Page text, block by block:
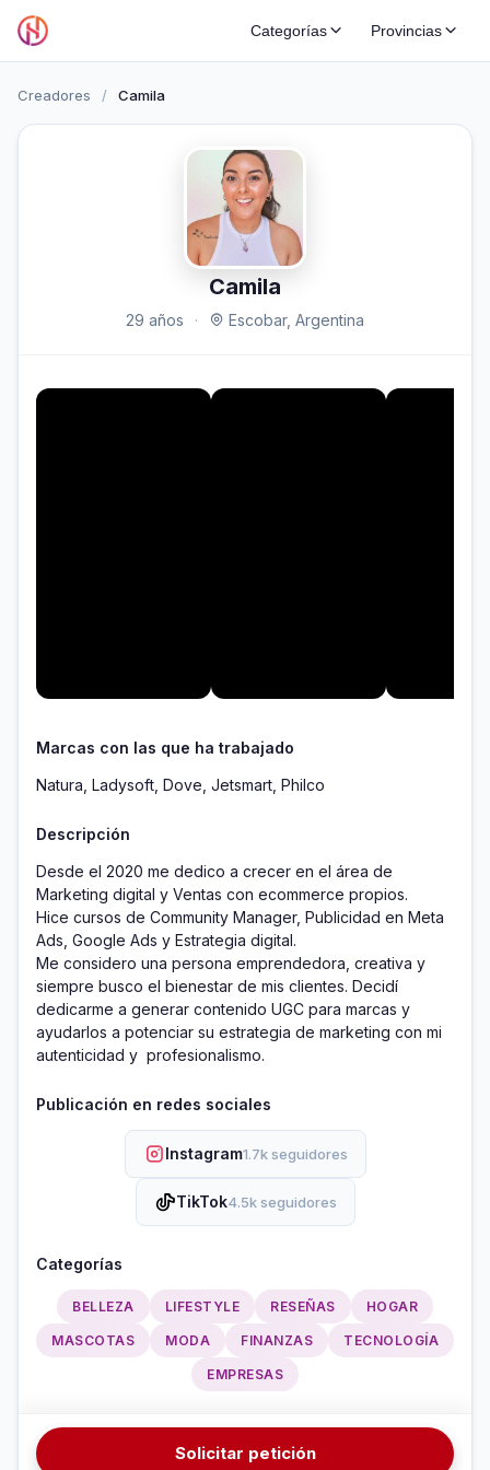
Categorías Provincias
Creadores / Camila
Camila
29 años · Escobar, Argentina
Marcas con las que ha trabajado
Natura, Ladysoft, Dove, Jetsmart, Philco
Descripción
Desde el 2020 me dedico a crecer en el área de
Marketing digital y Ventas con ecommerce propios.
Hice cursos de Community Manager, Publicidad en Meta
Ads, Google Ads y Estrategia digital.
Me considero una persona emprendedora, creativa y
siempre busco el bienestar de mis clientes. Decidí
dedicarme a generar contenido UGC para marcas y
ayudarlos a potenciar su estrategia de marketing con mi
autenticidad y  profesionalismo.
Publicación en redes sociales
Instagram1.7k seguidores
TikTok4.5k seguidores
Categorías
BELLEZA LIFESTYLE RESEÑAS HOGAR
MASCOTAS MODA FINANZAS TECNOLOGÍA
EMPRESAS
Solicitar petición